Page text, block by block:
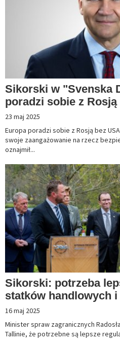
Sikorski w "Svenska
poradzi sobie z Rosją
23 maj 2025
Europa poradzi sobie z Rosją bez
swoje zaangażowanie na rzecz
oznajmił...
Sikorski: potrzeba
statków handlowych
16 maj 2025
Minister spraw zagranicznych
Tallinie, że potrzebne są lepsze